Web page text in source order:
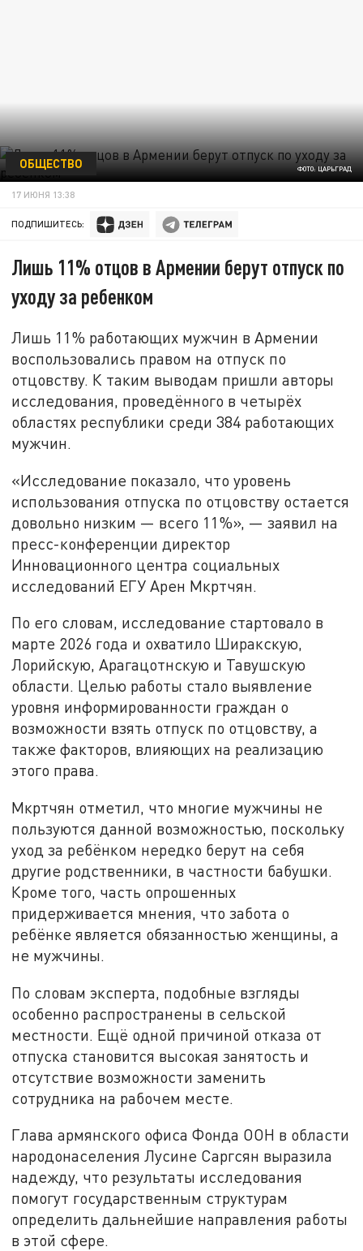
ФОТО: ЦАРЬГРАД
ОБЩЕСТВО
17 ИЮНЯ 13:38
ПОДПИШИТЕСЬ:
Лишь 11% отцов в Армении берут отпуск по
уходу за ребенком
Лишь 11% работающих мужчин в Армении
воспользовались правом на отпуск по
отцовству. К таким выводам пришли авторы
исследования, проведённого в четырёх
областях республики среди 384 работающих
мужчин.
«Исследование показало, что уровень
использования отпуска по отцовству остается
довольно низким — всего 11%», — заявил на
пресс-конференции директор
Инновационного центра социальных
исследований ЕГУ Арен Мкртчян.
По его словам, исследование стартовало в
марте 2026 года и охватило Ширакскую,
Лорийскую, Арагацотнскую и Тавушскую
области. Целью работы стало выявление
уровня информированности граждан о
возможности взять отпуск по отцовству, а
также факторов, влияющих на реализацию
этого права.
Мкртчян отметил, что многие мужчины не
пользуются данной возможностью, поскольку
уход за ребёнком нередко берут на себя
другие родственники, в частности бабушки.
Кроме того, часть опрошенных
придерживается мнения, что забота о
ребёнке является обязанностью женщины, а
не мужчины.
По словам эксперта, подобные взгляды
особенно распространены в сельской
местности. Ещё одной причиной отказа от
отпуска становится высокая занятость и
отсутствие возможности заменить
сотрудника на рабочем месте.
Глава армянского офиса Фонда ООН в области
народонаселения Лусине Саргсян выразила
надежду, что результаты исследования
помогут государственным структурам
определить дальнейшие направления работы
в этой сфере.